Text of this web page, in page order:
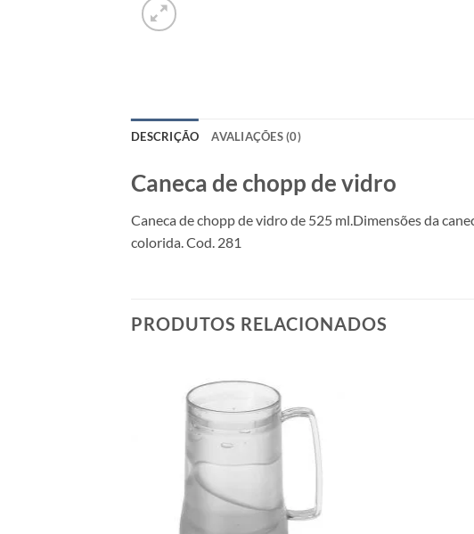
DESCRIÇÃO AVALIAÇÕES (0)
Caneca de chopp de vidro
Caneca de chopp de vidro de 525 ml.Dimensões da
colorida. Cod. 281
PRODUTOS RELACIONADOS